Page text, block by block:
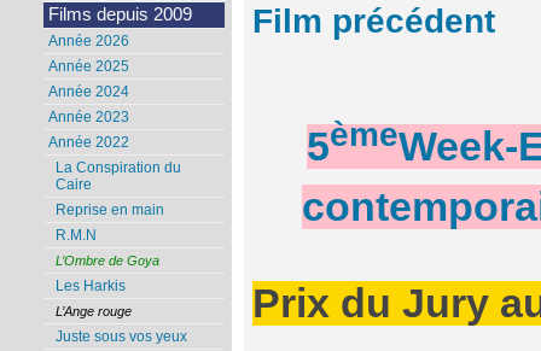
Film précédent
5èmeWeek-
Prix du Jury
Films depuis 2009
Année 2026
Année 2025
Année 2024
Année 2023
Année 2022
La Conspiration du
Caire
Reprise en main
R.M.N
L’Ombre de Goya
Les Harkis
L’Ange rouge
Juste sous vos yeux